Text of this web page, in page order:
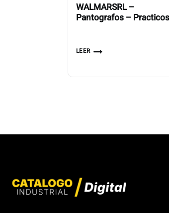
WALMARSRL –
Pantografos – Practicos
LEER